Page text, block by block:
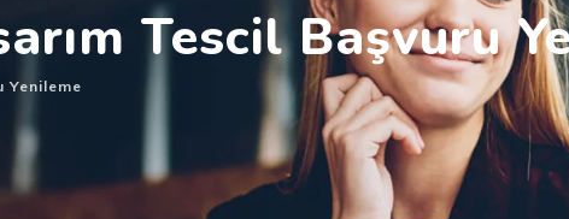
Tescil Başvuru
Yenileme